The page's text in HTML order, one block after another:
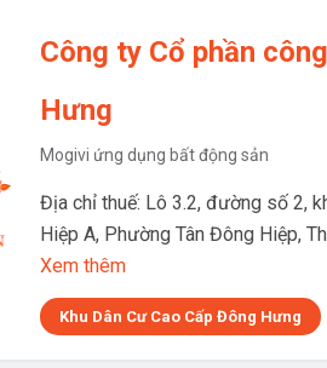
Công ty Cổ phần
Hưng
Mogivi ứng dụng bất động sản
Địa chỉ thuế: Lô 3.2, đường số 2,
Hiệp A, Phường Tân Đông Hiệp,
Xem thêm
Khu Dân Cư Cao Cấp Đông Hưng